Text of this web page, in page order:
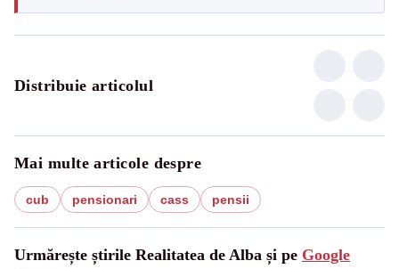
Distribuie articolul
Mai multe articole despre
cub pensionari cass pensii
Urmărește știrile Realitatea de Alba și pe Google